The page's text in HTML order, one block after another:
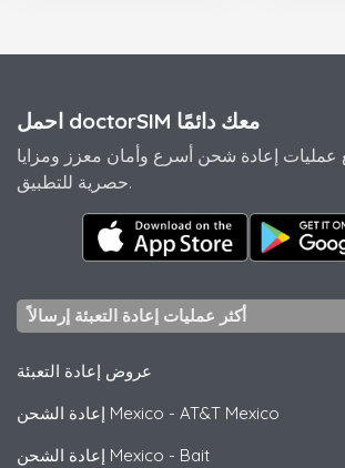
احمل doctorSIM معك دائمًا
إعادة شحن أسرع وأمان معزز ومزايا
حصرية للتطبيق.
أكثر عمليات إعادة التعبئة إرسالاً
عروض إعادة التعبئة
إعادة الشحن Mexico - AT&T Mexico
إعادة الشحن Mexico - Bait